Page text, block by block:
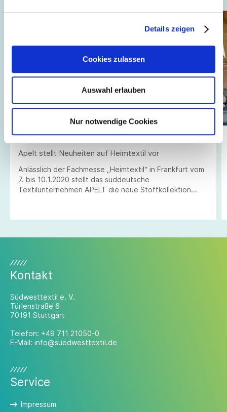
Details zeigen
Cookies zulassen
Auswahl erlauben
Nur notwendige Cookies
20.12.2019// Kommunikation + Event
Apelt stellt Neuheiten auf Heimtextil vor
Anlässlich der Fachmesse „Heimtextil“ in Frankfurt vom
7. bis 10.1.2020 stellt das süddeutsche
Textilunternehmen APELT die neue Stoffkollektion
Kontakt
Südwesttextil e. V.
Türlenstraße 6
70191 Stuttgart
Telefon: +49 711 21050-0
E-Mail: info@suedwesttextil.de
Service
Impressum